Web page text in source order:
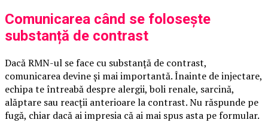
Comunicarea când se folosește
substanță de contrast
Dacă RMN-ul se face cu substanță de contrast,
comunicarea devine și mai importantă. Înainte de injectare,
echipa te întreabă despre alergii, boli renale, sarcină,
alăptare sau reacții anterioare la contrast. Nu răspunde pe
fugă, chiar dacă ai impresia că ai mai spus asta pe formular.